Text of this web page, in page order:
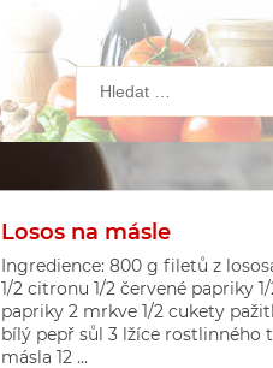
Losos na másle
Ingredience: 800 g filetů z
1/2 citronu 1/2 červené papriky
papriky 2 mrkve 1/2 cukety
bílý pepř sůl 3 lžíce rostlinného
másla 12 ...
Květákové placičky s
Srdíčkové muffiny